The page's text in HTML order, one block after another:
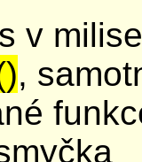
v
,